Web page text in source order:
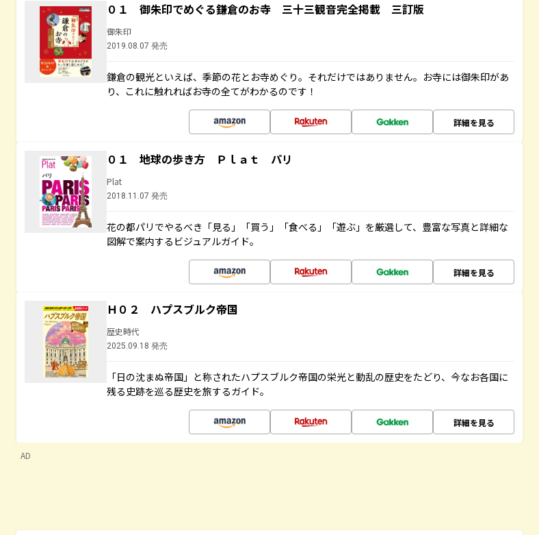
０１ 御朱印でめぐる鎌倉のお寺 三十三観音完全掲載 三訂版
御朱印
2019.08.07 発売
鎌倉の観光といえば、季節の花とお寺めぐり。それだけではありません。お寺には御朱印があ
り、これに触れればお寺の全てがわかるのです！
詳細を見る
０１ 地球の歩き方 Ｐｌａｔ パリ
Plat
2018.11.07 発売
花の都パリでやるべき「見る」「買う」「食べる」「遊ぶ」を厳選して、豊富な写真と詳細な
図解で案内するビジュアルガイド。
詳細を見る
Ｈ０２ ハプスブルク帝国
歴史時代
2025.09.18 発売
「日の沈まぬ帝国」と称されたハプスブルク帝国の栄光と動乱の歴史をたどり、今なお各国に
残る史跡を巡る歴史を旅するガイド。
詳細を見る
AD